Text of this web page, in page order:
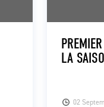
02
LA